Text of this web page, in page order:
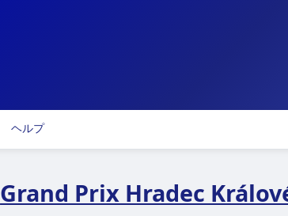
ヘルプ
Grand Prix Hradec